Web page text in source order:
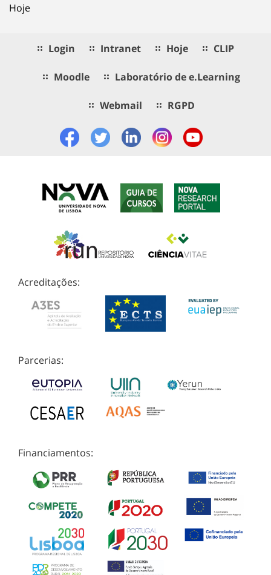
Hoje
Login Intranet Hoje CLIP
Moodle Laboratório de e.Learning
Webmail RGPD
Acreditações:
Parcerias:
Financiamentos: